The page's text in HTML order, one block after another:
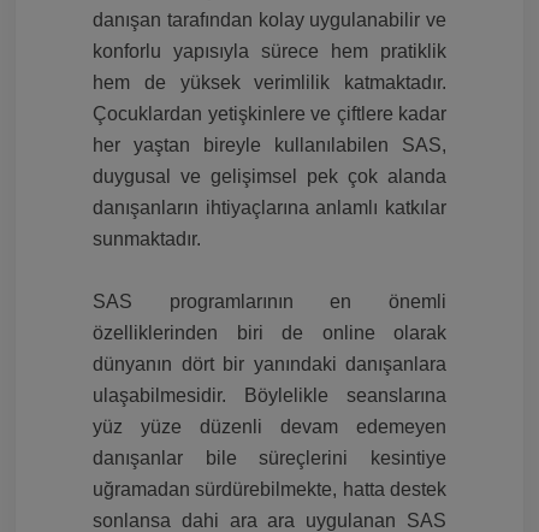
danışan tarafından kolay uygulanabilir ve
konforlu yapısıyla sürece hem pratiklik
hem de yüksek verimlilik katmaktadır.
Çocuklardan yetişkinlere ve çiftlere kadar
her yaştan bireyle kullanılabilen SAS,
duygusal ve gelişimsel pek çok alanda
danışanların ihtiyaçlarına anlamlı katkılar
sunmaktadır.
SAS programlarının en önemli
özelliklerinden biri de online olarak
dünyanın dört bir yanındaki danışanlara
ulaşabilmesidir. Böylelikle seanslarına
yüz yüze düzenli devam edemeyen
danışanlar bile süreçlerini kesintiye
uğramadan sürdürebilmekte, hatta destek
sonlansa dahi ara ara uygulanan SAS